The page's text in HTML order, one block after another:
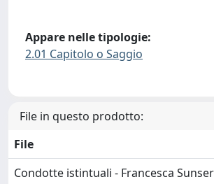
Appare nelle tipologie:
2.01 Capitolo o Saggio
File in questo prodotto:
File
Condotte istintuali - Francesca